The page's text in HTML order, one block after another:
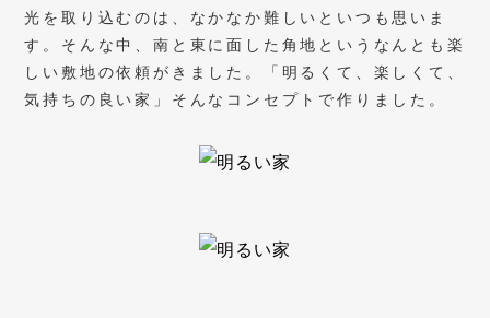
光を取り込むのは、なかなか難しいといつも思いま
す。そんな中、南と東に面した角地というなんとも楽
しい敷地の依頼がきました。「明るくて、楽しくて、
気持ちの良い家」そんなコンセプトで作りました。